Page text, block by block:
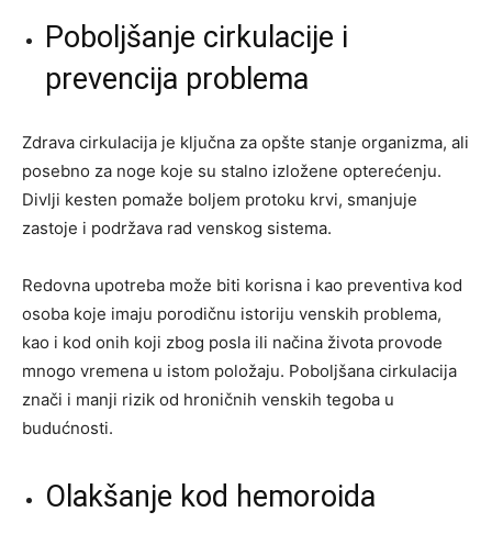
Poboljšanje cirkulacije i
prevencija problema
Zdrava cirkulacija je ključna za opšte stanje organizma, ali
posebno za noge koje su stalno izložene opterećenju.
Divlji kesten pomaže boljem protoku krvi, smanjuje
zastoje i podržava rad venskog sistema.
Redovna upotreba može biti korisna i kao preventiva kod
osoba koje imaju porodičnu istoriju venskih problema,
kao i kod onih koji zbog posla ili načina života provode
mnogo vremena u istom položaju. Poboljšana cirkulacija
znači i manji rizik od hroničnih venskih tegoba u
budućnosti.
Olakšanje kod hemoroida